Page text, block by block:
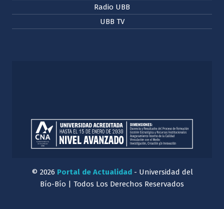
Radio UBB
UBB TV
© 2026 Portal de Actualidad- Universidad del
Bío-Bío | Todos Los Derechos Reservados